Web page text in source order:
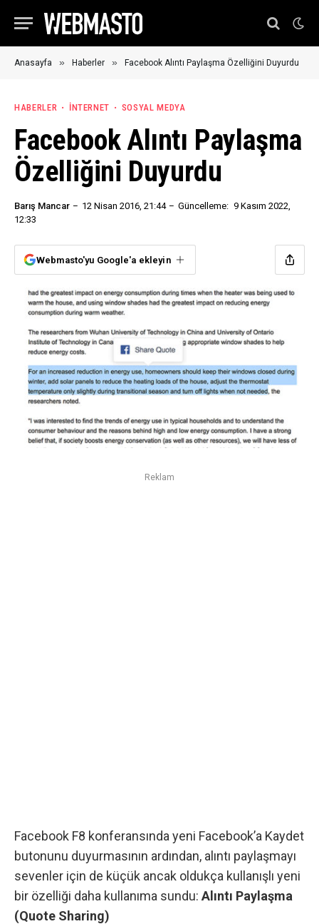
Anasayfa » Haberler » Facebook Alıntı Paylaşma Özelliğini Duyurdu
HABERLER İNTERNET SOSYAL MEDYA
Facebook Alıntı Paylaşma
Özelliğini Duyurdu
Barış Mancar 12 Nisan 2016, 21:44 Güncelleme: 9 Kasım 2022,
12:33
Webmasto'yu Google'a ekleyin
Reklam
Facebook F8 konferansında yeni Facebook’a Kaydet
butonunu duyurmasının ardından, alıntı paylaşmayı
sevenler için de küçük ancak oldukça kullanışlı yeni
bir özelliği daha kullanıma sundu: Alıntı Paylaşma
(Quote Sharing)